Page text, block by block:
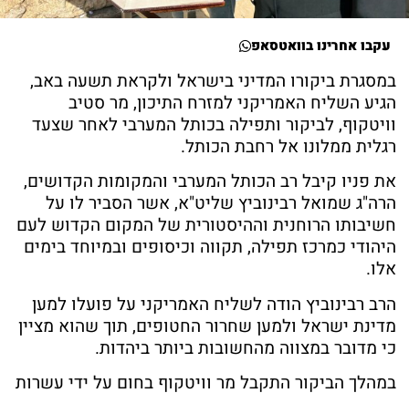
עקבו אחרינו בוואטסאפ
במסגרת ביקורו המדיני בישראל ולקראת תשעה באב,
הגיע השליח האמריקני למזרח התיכון, מר סטיב
וויטקוף, לביקור ותפילה בכותל המערבי לאחר שצעד
רגלית ממלונו אל רחבת הכותל.
את פניו קיבל רב הכותל המערבי והמקומות הקדושים,
הרה"ג שמואל רבינוביץ שליט"א, אשר הסביר לו על
חשיבותו הרוחנית וההיסטורית של המקום הקדוש לעם
היהודי כמרכז תפילה, תקווה וכיסופים ובמיוחד בימים
אלו.
הרב רבינוביץ הודה לשליח האמריקני על פועלו למען
מדינת ישראל ולמען שחרור החטופים, תוך שהוא מציין
כי מדובר במצווה מהחשובות ביותר ביהדות.
במהלך הביקור התקבל מר וויטקוף בחום על ידי עשרות